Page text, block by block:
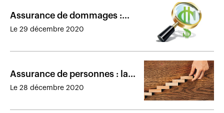
Assurance de dommages :
l’industrie mondiale sous la
Le 29 décembre 2020
Assurance de personnes : la
croissance des primes dans le
Le 28 décembre 2020